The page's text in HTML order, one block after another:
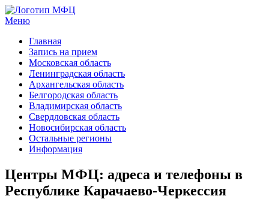
Меню
Главная
Запись на прием
Московская область
Ленинградская область
Архангельская область
Белгородская область
Владимирская область
Свердловская область
Новосибирская область
Остальные регионы
Информация
Центры МФЦ: адреса и телефоны в
Республике Карачаево-Черкессия